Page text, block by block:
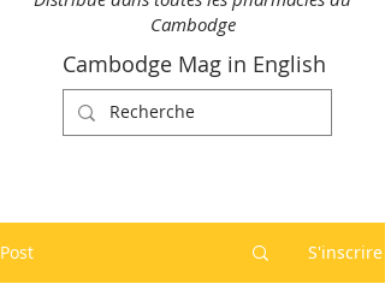
Cambodge
Cambodge Mag in English
Post S'inscrire